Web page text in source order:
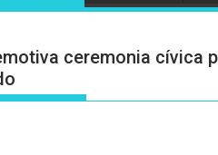
ceremonia cívica